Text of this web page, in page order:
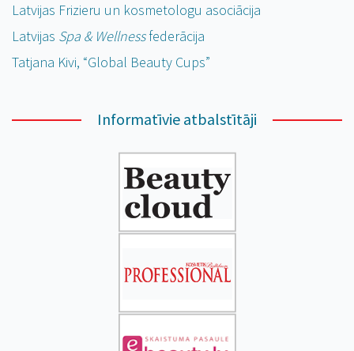
Latvijas Frizieru un kosmetologu asociācija
Latvijas Spa & Wellnessfederācija
Tatjana Kivi, “Global Beauty Cups”
Informatīvie atbalstītāji